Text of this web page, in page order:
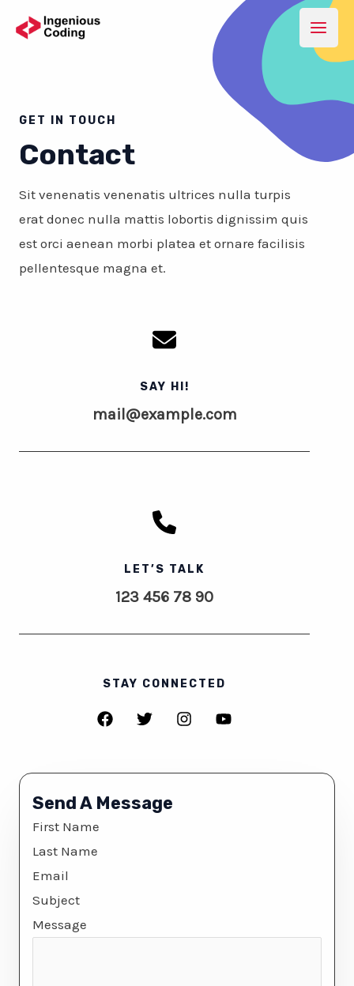
GET IN TOUCH
Contact
Sit venenatis venenatis ultrices nulla turpis
erat donec nulla mattis lobortis dignissim quis
est orci aenean morbi platea et ornare facilisis
pellentesque magna et.
SAY HI!
mail@example.com
LET’S TALK
123 456 78 90
STAY CONNECTED
Send A Message
First Name
Last Name
Email
Subject
Message